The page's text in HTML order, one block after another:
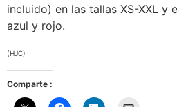
incluido) en las tallas XS-XXL y
azul y rojo.
(HJC)
Comparte :